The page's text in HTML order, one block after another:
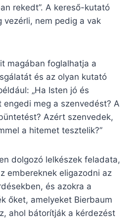
rekedt”. A kereső-kutató
vezérli, nem pedig a vak
magában foglalhatja a
és az olyan kutató
„Ha Isten jó és
meg a szenvedést? A
Azért szenvedek,
a hitemet tesztelik?”
dolgozó lelkészek feladata,
embereknek eligazodni az
és azokra a
őket, amelyeket Bierbaum
ahol bátorítják a kérdezést